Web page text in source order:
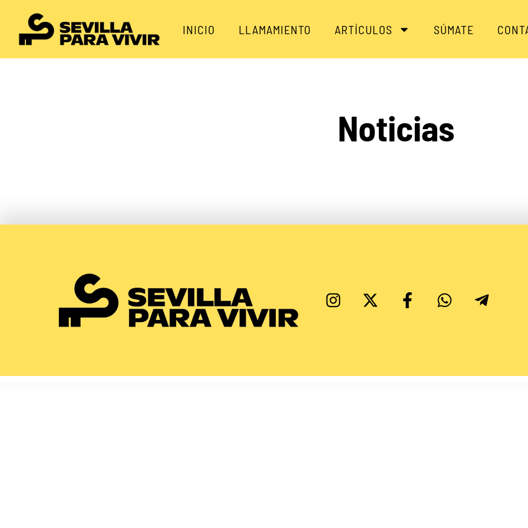
INICIO LLAMAMIENTO ARTÍCULOS SÚMATE
Noticias